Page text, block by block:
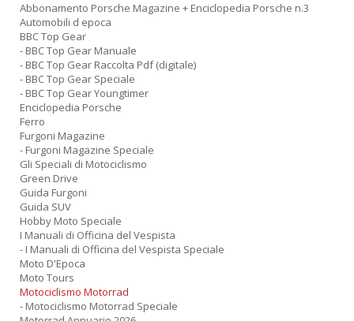
Abbonamento Porsche Magazine + Enciclopedia Porsche n.3
Automobili d epoca
BBC Top Gear
- BBC Top Gear Manuale
- BBC Top Gear Raccolta Pdf (digitale)
- BBC Top Gear Speciale
- BBC Top Gear Youngtimer
Enciclopedia Porsche
Ferro
Furgoni Magazine
- Furgoni Magazine Speciale
Gli Speciali di Motociclismo
Green Drive
Guida Furgoni
Guida SUV
Hobby Moto Speciale
I Manuali di Officina del Vespista
- I Manuali di Officina del Vespista Speciale
Moto D'Epoca
Moto Tours
Motociclismo Motorrad
- Motociclismo Motorrad Speciale